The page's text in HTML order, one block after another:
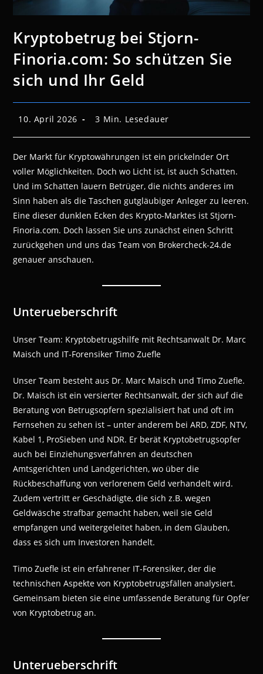
Kryptobetrug bei Stjorn-
Finoria.com: So schützen Sie
sich und Ihr Geld
Beitrag
10. April 2026 Lesedauer:
3 Min. Lesedauer
Der Markt für Kryptowährungen ist ein prickelnder Ort
voller Möglichkeiten. Doch wo Licht ist, ist auch Schatten.
Und im Schatten lauern Betrüger, die nichts anderes im
Sinn haben als die Taschen gutgläubiger Anleger zu leeren.
Eine dieser dunklen Ecken des Krypto-Marktes ist Stjorn-
Finoria.com. Doch lassen Sie uns zunächst einen Schritt
zurückgehen und uns das Team von Brokercheck-24.de
genauer anschauen.
Unterueberschrift
Unser Team: Kryptobetrugshilfe mit Rechtsanwalt Dr. Marc
Maisch und IT-Forensiker Timo Zuefle
Unser Team besteht aus Dr. Marc Maisch und Timo Zuefle.
Dr. Maisch ist ein versierter Rechtsanwalt, der sich auf die
Beratung von Betrugsopfern spezialisiert hat und oft im
Fernsehen zu sehen ist – unter anderem bei ARD, ZDF, NTV,
Kabel 1, ProSieben und NDR. Er berät Kryptobetrugsopfer
auch bei Einziehungsverfahren an deutschen
Amtsgerichten und Landgerichten, wo über die
Rückbeschaffung von verlorenem Geld verhandelt wird.
Zudem vertritt er Geschädigte, die sich z.B. wegen
Geldwäsche strafbar gemacht haben, weil sie Geld
empfangen und weitergeleitet haben, in dem Glauben,
dass es sich um Investoren handelt.
Timo Zuefle ist ein erfahrener IT-Forensiker, der die
technischen Aspekte von Kryptobetrugsfällen analysiert.
Gemeinsam bieten sie eine umfassende Beratung für Opfer
von Kryptobetrug an.
Unterueberschrift